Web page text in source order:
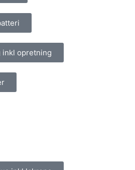
inkl opretning